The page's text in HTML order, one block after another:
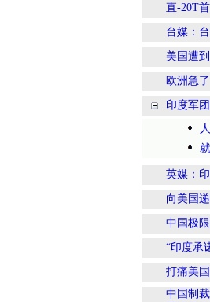
直-20T
台媒：
美国遭
欧洲急
印度军
英媒：
向美国
中国极
“印度承
打痛美
中国制